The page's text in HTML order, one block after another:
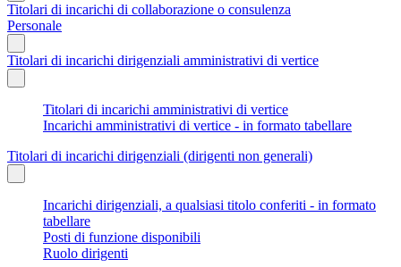
Titolari di incarichi di collaborazione o consulenza
Personale
Titolari di incarichi dirigenziali amministrativi di vertice
Titolari di incarichi amministrativi di vertice
Incarichi amministrativi di vertice - in formato tabellare
Titolari di incarichi dirigenziali (dirigenti non generali)
Incarichi dirigenziali, a qualsiasi titolo conferiti - in formato
tabellare
Posti di funzione disponibili
Ruolo dirigenti